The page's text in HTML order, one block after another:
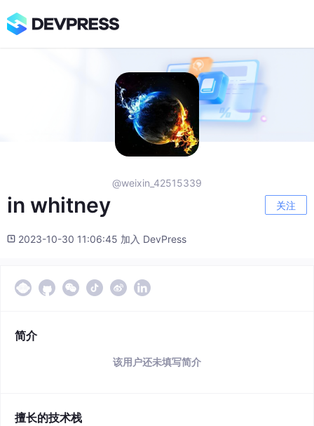
@weixin_42515339
in whitney 关注
2023-10-30 11:06:45 加入 DevPress
简介
该用户还未填写简介
擅长的技术栈